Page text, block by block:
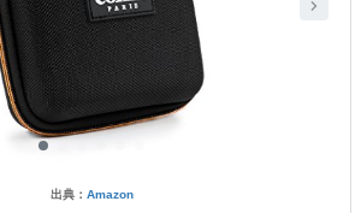
出典： Amazon